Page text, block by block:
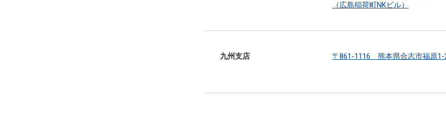
（広島稲荷町NKビル）
九州支店 〒861-1116 熊本県合志市福原1-